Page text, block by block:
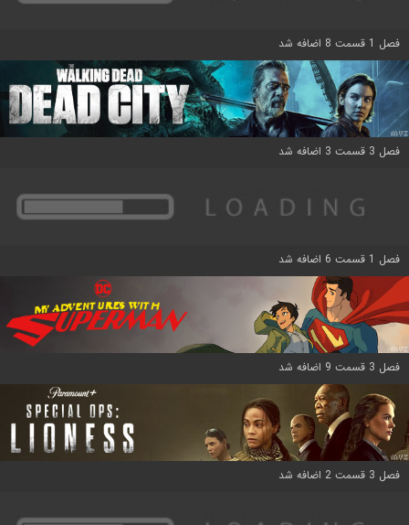
فصل 1 قسمت 8 اضافه شد
فصل 3 قسمت 3 اضافه شد
فصل 1 قسمت 6 اضافه شد
فصل 3 قسمت 9 اضافه شد
فصل 3 قسمت 2 اضافه شد